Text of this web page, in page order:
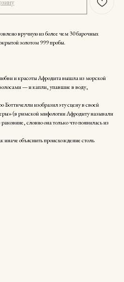
вручную из более чем 30 барочных
золотом 999 пробы.
и красоты Афродита вышла из морской
— и капли, упавшие в воду,
изобразил эту сцену в своей
(в римской мифологии Афродиту называли
словно она только что появилась из
объяснить происхождение столь